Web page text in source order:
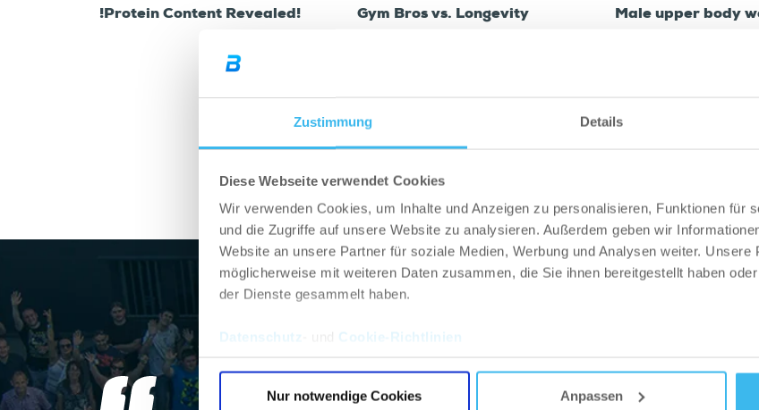
Zustimmung Details
Diese Webseite verwendet Cookies
Wir verwenden Cookies, um Inhalte und Anzeigen zu personalisieren, Funktionen für
und die Zugriffe auf unsere Website zu analysieren. Außerdem geben wir
Website an unsere Partner für soziale Medien, Werbung und Analysen weiter. Unsere
möglicherweise mit weiteren Daten zusammen, die Sie ihnen bereitgestellt haben
der Dienste gesammelt haben.
Datenschutz Cookie-Richtlinien
Nur notwendige Cookies Anpassen
!Protein Content Revealed! Gym Bros vs. Longevity
Male upper body